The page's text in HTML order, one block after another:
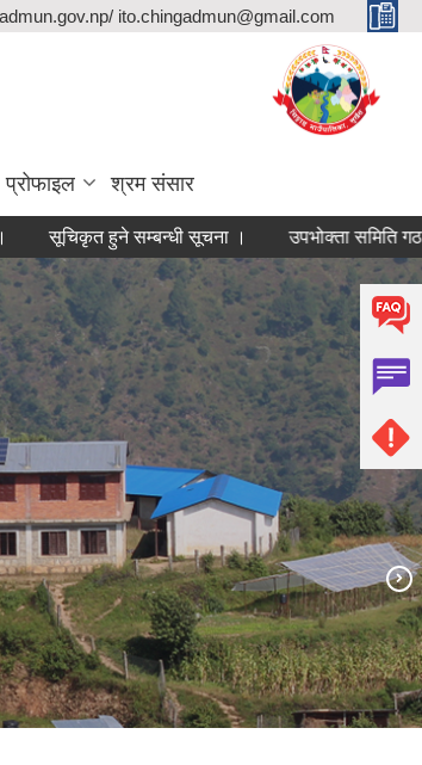
ito.chingadmun@gmail.com
प्रोफाइल श्रम संसार
हुने सम्बन्धी सूचना । उपभोक्ता समिति गठन गरी
3 4 5 6 7 8